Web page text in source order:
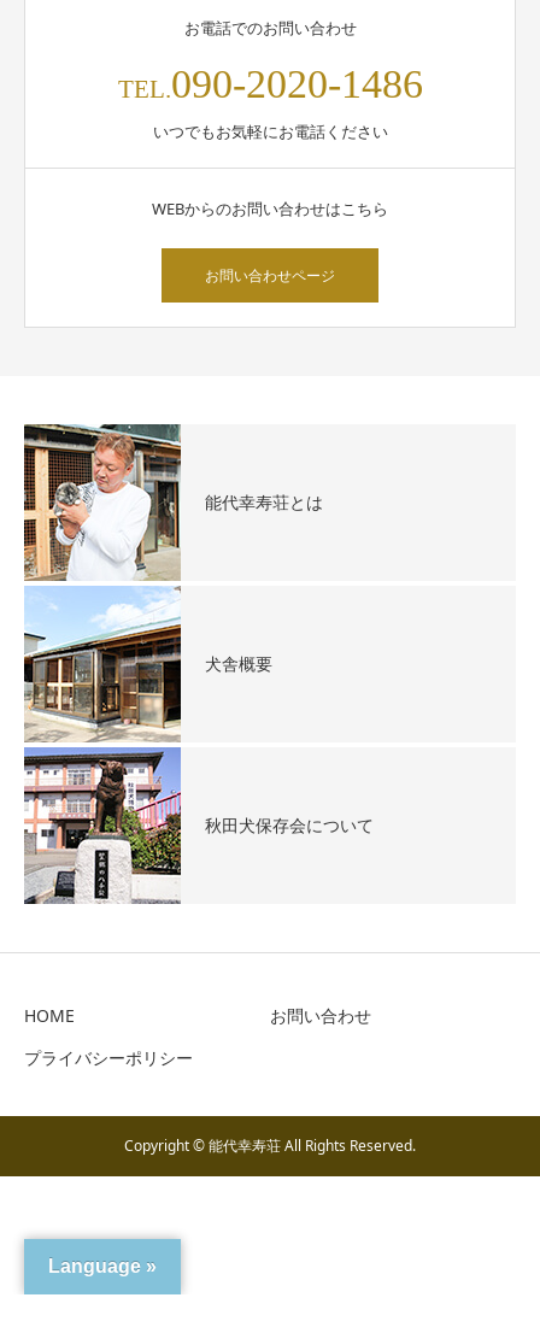
お電話でのお問い合わせ
TEL.090-2020-1486
いつでもお気軽にお電話ください
WEBからのお問い合わせはこちら
お問い合わせページ
能代幸寿荘とは
犬舎概要
秋田犬保存会について
HOME
お問い合わせ
プライバシーポリシー
Copyright © 能代幸寿荘 All Rights Reserved.
Language »